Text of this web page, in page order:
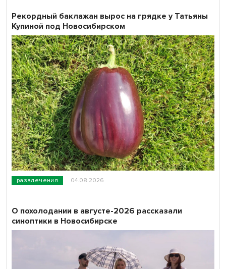
развлечения 04.08.2026
Рекордный баклажан вырос на грядке у Татьяны
Купиной под Новосибирском
О похолодании в августе-2026 рассказали
синоптики в Новосибирске